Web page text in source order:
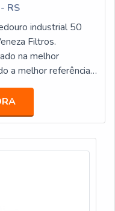
RS
industrial 50
Filtros.
na melhor
a melhor referência
industrial 50
da Veneza
com pagamento
50 LITRO...